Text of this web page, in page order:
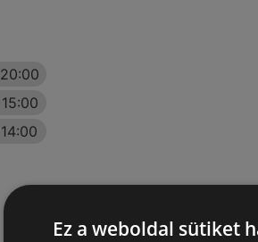
20:00
15:00
14:00
Ez a weboldal sütiket